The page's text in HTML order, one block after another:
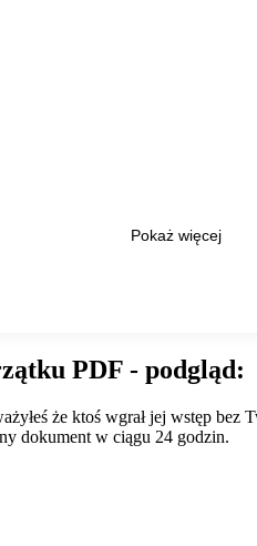
PDF - podgląd:
że ktoś wgrał jej wstęp
dokument w ciągu 24 godzin.